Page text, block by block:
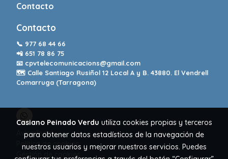
Contacto
Contacto
📞 977 68 44 66
📲 651 78 86 75
📧 cpvtelecomunicacions@gmail.com
🗺️ Calle Santiago Rusiñol 12 Local A y B. 43880. El Vendrell
Comarruga (Tarragona)
Aviso legal
Política de cookies
Gestión de cookies
Casiano Peinado Verdu utiliza cookies propias y terceros
para obtener datos estadísticos de la navegación de
nuestros usuarios y mejorar nuestros servicios. Puedes